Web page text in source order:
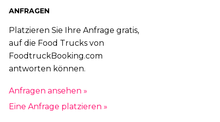
ANFRAGEN
Platzieren Sie Ihre Anfrage gratis,
auf die Food Trucks von
FoodtruckBooking.com
antworten können.
Anfragen ansehen »
Eine Anfrage platzieren »